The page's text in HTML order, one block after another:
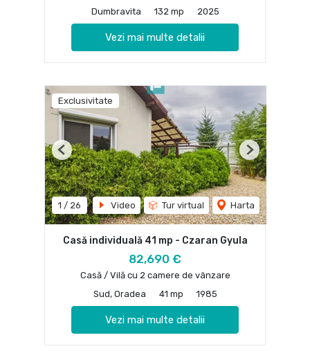
Dumbravita
132 mp 2025
Vezi mai multe detalii
Exclusivitate
1 / 26 Video Tur virtual Harta
Previous Next
Casă individuală 41 mp - Czaran Gyula
82,690 €
Casă / Vilă cu 2 camere de vânzare
Sud, Oradea
41 mp 1985
Vezi mai multe detalii